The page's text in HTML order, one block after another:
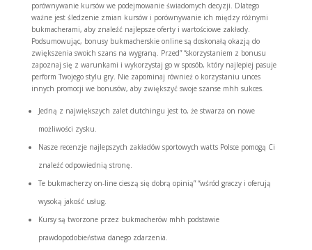
porównywanie kursów we podejmowanie świadomych decyzji. Dlatego
ważne jest śledzenie zmian kursów i porównywanie ich między różnymi
bukmacherami, aby znaleźć najlepsze oferty i wartościowe zakłady.
Podsumowując, bonusy bukmacherskie online są doskonałą okazją do
zwiększenia swoich szans na wygraną. Przed” “skorzystaniem z bonusu
zapoznaj się z warunkami i wykorzystaj go w sposób, który najlepiej pasuje
perform Twojego stylu gry. Nie zapominaj również o korzystaniu unces
innych promocji we bonusów, aby zwiększyć swoje szanse mhh sukces.
Jedną z największych zalet dutchingu jest to, że stwarza on nowe
możliwości zysku.
Nasze recenzje najlepszych zakładów sportowych watts Polsce pomogą Ci
znaleźć odpowiednią stronę.
Te bukmacherzy on-line cieszą się dobrą opinią” “wśród graczy i oferują
wysoką jakość usług.
Kursy są tworzone przez bukmacherów mhh podstawie
prawdopodobieństwa danego zdarzenia.